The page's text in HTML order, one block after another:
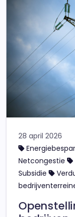
28 april 2026
Netcongestie
Subsidie